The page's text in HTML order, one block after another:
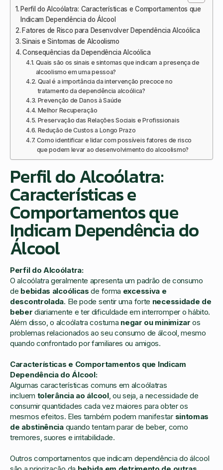
Perfil do Alcoólatra: Características e Comportamentos que
Indicam Dependência do Álcool
Fatores de Risco para Desenvolver Dependência Alcoólica
Sinais e Sintomas de Alcoolismo
Consequências da Dependência Alcoólica
Quais são os sinais e sintomas que indicam a presença de
alcoolismo em uma pessoa?
Qual é a importância da intervenção precoce no
tratamento da dependência alcoólica?
Prevenção de Danos à Saúde
Melhor Recuperação
Preservação das Relações Sociais e Profissionais
Redução de Custos a Longo Prazo
Como identificar e lidar com possíveis fatores de risco
que podem levar ao desenvolvimento do alcoolismo?
Perfil do Alcoólatra:
Características e
Comportamentos que
Indicam Dependência do
Álcool
Perfil do Alcoólatra:
O alcoólatra geralmente apresenta um padrão de consumo
de bebidas alcoólicas de forma excessiva e
descontrolada. Ele pode sentir uma forte necessidade de
beber diariamente e ter dificuldade em interromper o hábito.
Além disso, o alcoólatra costuma negar ou minimizar os
problemas relacionados ao seu consumo de álcool, mesmo
quando confrontado por familiares ou amigos.
Características e Comportamentos que Indicam
Dependência do Álcool:
Algumas características comuns em alcoólatras
incluem tolerância ao álcool, ou seja, a necessidade de
consumir quantidades cada vez maiores para obter os
mesmos efeitos. Eles também podem manifestar sintomas
de abstinênciaquando tentam parar de beber, como
tremores, suores e irritabilidade.
Outros comportamentos que indicam dependência do álcool